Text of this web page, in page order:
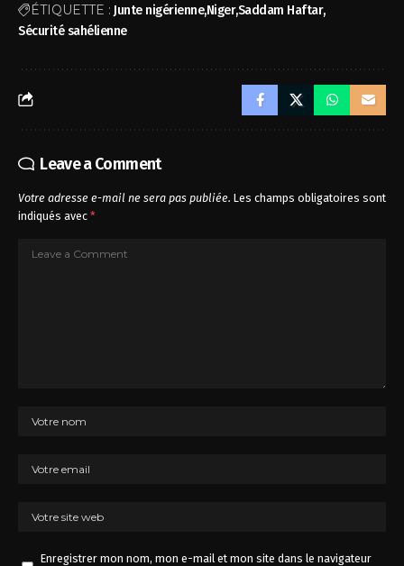
ÉTIQUETTE : Junte nigérienneNigerSaddam Haftar
Sécurité sahélienne
Leave a Comment
Votre adresse e-mail ne sera pas publiée. Les champs obligatoires sont
indiqués avec *
Enregistrer mon nom, mon e-mail et mon site dans le navigateur